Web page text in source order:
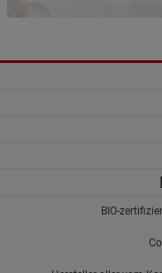
BIO-
Statistik
Beschreibung Statistik
Marketing